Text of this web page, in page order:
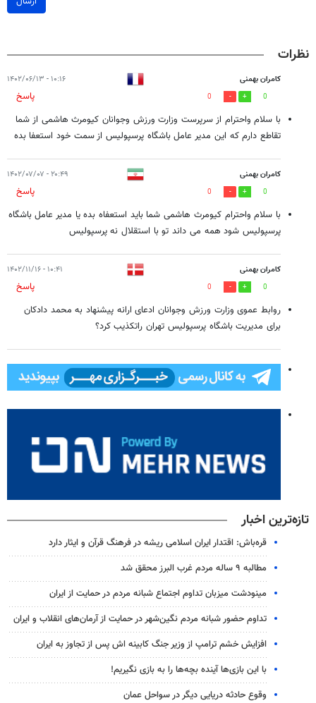
نظرات
کامران بهمنی ۱۰:۱۶ - ۱۴۰۲/۰۶/۱۳
0
0
پاسخ
با سلام واحترام از سرپرست وزارت ورزش وجوانان کیومرث هاشمی از شما
تقاطع دارم که این مدیر عامل باشگاه پرسپولیس از سمت خود استعفا بده
کامران بهمنی ۲۰:۴۹ - ۱۴۰۲/۰۷/۰۷
0
0
پاسخ
با سلام واحترام کیومرث هاشمی شما باید استعفاه بده یا مدیر عامل باشگاه
پرسپولیس شود همه می داند تو با استقلال نه پرسپولیس
کامران بهمنی ۱۰:۴۱ - ۱۴۰۲/۱۱/۱۶
0
0
پاسخ
روابط عموی وزارت ورزش وجوانان ادعای ارانه پیشنهاد به محمد دادکان
برای مدیریت باشگاه پرسپولیس تهران راتکذیب کرد؟
تازه‌ترین اخبار
قره‌باش: اقتدار ایران اسلامی ریشه در فرهنگ قرآن و ایثار دارد
مطالبه ۹ ساله مردم غرب البرز محقق شد
مینودشت میزبان تداوم اجتماع شبانه مردم در حمایت از ایران
تداوم حضور شبانه مردم نگین‌شهر در حمایت از آرمان‌های انقلاب و ایران
افزایش خشم ترامپ از وزیر جنگ کابینه اش پس از تجاوز به ایران
با این بازی‌ها آینده بچه‌ها را به بازی نگیریم!
وقوع حادثه دریایی دیگر در سواحل عمان